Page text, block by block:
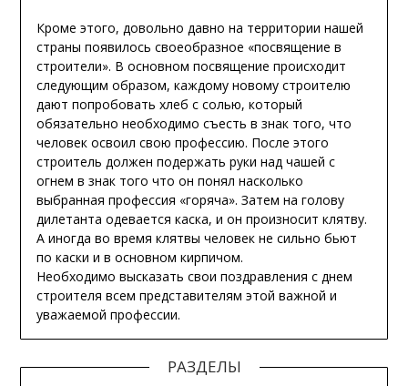
Кроме этого, довольно давно на территории нашей
страны появилось своеобразное «посвящение в
строители». В основном посвящение происходит
следующим образом, каждому новому строителю
дают попробовать хлеб с солью, который
обязательно необходимо съесть в знак того, что
человек освоил свою профессию. После этого
строитель должен подержать руки над чашей с
огнем в знак того что он понял насколько
выбранная профессия «горяча». Затем на голову
дилетанта одевается каска, и он произносит клятву.
А иногда во время клятвы человек не сильно бьют
по каски и в основном кирпичом.
Необходимо высказать свои поздравления с днем
строителя всем представителям этой важной и
уважаемой профессии.
РАЗДЕЛЫ